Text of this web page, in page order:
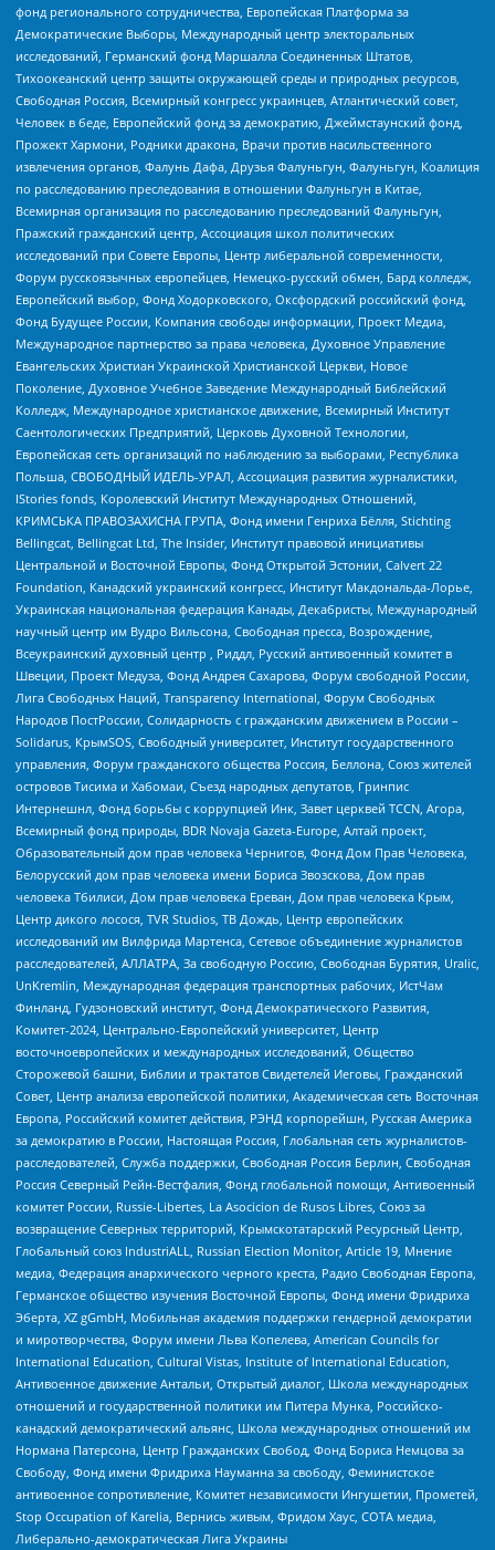
фонд регионального сотрудничества, Европейская Платформа за
Демократические Выборы, Международный центр электоральных
исследований, Германский фонд Маршалла Соединенных Штатов,
Тихоокеанский центр защиты окружающей среды и природных ресурсов,
Свободная Россия, Всемирный конгресс украинцев, Атлантический совет,
Человек в беде, Европейский фонд за демократию, Джеймстаунский фонд,
Прожект Хармони, Родники дракона, Врачи против насильственного
извлечения органов, Фалунь Дафа, Друзья Фалуньгун, Фалуньгун, Коалиция
по расследованию преследования в отношении Фалуньгун в Китае,
Всемирная организация по расследованию преследований Фалуньгун,
Пражский гражданский центр, Ассоциация школ политических
исследований при Совете Европы, Центр либеральной современности,
Форум русскоязычных европейцев, Немецко-русский обмен, Бард колледж,
Европейский выбор, Фонд Ходорковского, Оксфордский российский фонд,
Фонд Будущее России, Компания свободы информации, Проект Медиа,
Международное партнерство за права человека, Духовное Управление
Евангельских Христиан Украинской Христианской Церкви, Новое
Поколение, Духовное Учебное Заведение Международный Библейский
Колледж, Международное христианское движение, Всемирный Институт
Саентологических Предприятий, Церковь Духовной Технологии,
Европейская сеть организаций по наблюдению за выборами, Республика
Польша, СВОБОДНЫЙ ИДЕЛЬ-УРАЛ, Ассоциация развития журналистики,
IStories fonds, Королевский Институт Международных Отношений,
КРИМСЬКА ПРАВОЗАХИСНА ГРУПА, Фонд имени Генриха Бёлля, Stichting
Bellingcat, Bellingcat Ltd, The Insider, Институт правовой инициативы
Центральной и Восточной Европы, Фонд Открытой Эстонии, Calvert 22
Foundation, Канадский украинский конгресс, Институт Макдональда-Лорье,
Украинская национальная федерация Канады, Декабристы, Международный
научный центр им Вудро Вильсона, Свободная пресса, Возрождение,
Всеукраинский духовный центр , Риддл, Русский антивоенный комитет в
Швеции, Проект Медуза, Фонд Андрея Сахарова, Форум свободной России,
Лига Свободных Наций, Transparеncy International, Форум Свободных
Народов ПостРоссии, Солидарность с гражданским движением в России –
Solidarus, КрымSOS, Свободный университет, Институт государственного
управления, Форум гражданского общества Россия, Беллона, Союз жителей
островов Тисима и Хабомаи, Съезд народных депутатов, Гринпис
Интернешнл, Фонд борьбы с коррупцией Инк, Завет церквей TCCN, Агора,
Всемирный фонд природы, BDR Novaja Gazeta-Europe, Алтай проект,
Образовательный дом прав человека Чернигов, Фонд Дом Прав Человека,
Белорусский дом прав человека имени Бориса Звозскова, Дом прав
человека Тбилиси, Дом прав человека Ереван, Дом прав человека Крым,
Центр дикого лосося, TVR Studios, ТВ Дождь, Центр европейских
исследований им Вилфрида Мартенса, Сетевое объединение журналистов
расследователей, АЛЛАТРА, За свободную Россию, Свободная Бурятия, Uralic,
UnKremlin, Международная федерация транспортных рабочих, ИстЧам
Финланд, Гудзоновский институт, Фонд Демократического Развития,
Комитет-2024, Центрально-Европейский университет, Центр
восточноевропейских и международных исследований, Общество
Сторожевой башни, Библии и трактатов Свидетелей Иеговы, Гражданский
Совет, Центр анализа европейской политики, Академическая сеть Восточная
Европа, Российский комитет действия, РЭНД корпорейшн, Русская Америка
за демократию в России, Настоящая Россия, Глобальная сеть журналистов-
расследователей, Служба поддержки, Свободная Россия Берлин, Свободная
Россия Северный Рейн-Вестфалия, Фонд глобальной помощи, Антивоенный
комитет России, Russie-Libertes, La Asocicion de Rusos Libres, Союз за
возвращение Северных территорий, Крымскотатарский Ресурсный Центр,
Глобальный союз IndustriALL, Russian Election Monitor, Article 19, Мнение
медиа, Федерация анархического черного креста, Радио Свободная Европа,
Германское общество изучения Восточной Европы, Фонд имени Фридриха
Эберта, XZ gGmbH, Мобильная академия поддержки гендерной демократии
и миротворчества, Форум имени Льва Копелева, American Councils for
International Education, Cultural Vistas, Institute of International Education,
Антивоенное движение Антальи, Открытый диалог, Школа международных
отношений и государственной политики им Питера Мунка, Российско-
канадский демократический альянс, Школа международных отношений им
Нормана Патерсона, Центр Гражданских Свобод, Фонд Бориса Немцова за
Свободу, Фонд имени Фридриха Науманна за свободу, Феминистское
антивоенное сопротивление, Комитет независимости Ингушетии, Прометей,
Stop Occupation of Karelia, Вернись живым, Фридом Хаус, СОТА медиа,
Либерально-демократическая Лига Украины